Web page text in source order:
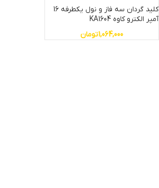
کلید گردان سه فاز و نول یکطرفه 16
آمپر الکترو کاوه KA1604
1,064,000تومان